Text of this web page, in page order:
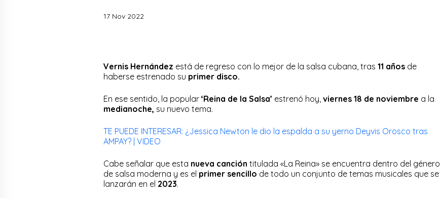
17 Nov 2022
Vernis Hernández está de regreso con lo mejor de la salsa cubana, tras 11 años de
haberse estrenado su primer disco.
En ese sentido, la popular ‘Reina de la Salsa’ estrenó hoy, viernes 18 de noviembre a la
medianoche, su nuevo tema.
TE PUEDE INTERESAR: ¿Jessica Newton le dio la espalda a su yerno Deyvis Orosco tras
AMPAY? | VIDEO
Cabe señalar que esta nueva canción titulada «La Reina» se encuentra dentro del género
de salsa moderna y es el primer sencillo de todo un conjunto de temas musicales que se
lanzarán en el 2023.